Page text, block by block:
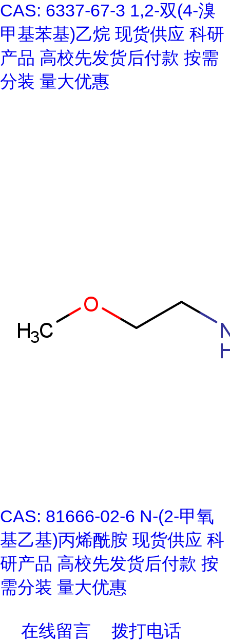
CAS: 6337-67-3 1,2-双(4-溴
甲基苯基)乙烷 现货供应 科研
产品 高校先发货后付款 按需
分装 量大优惠
CAS: 81666-02-6 N-(2-甲氧
基乙基)丙烯酰胺 现货供应 科
研产品 高校先发货后付款 按
需分装 量大优惠
在线留言 拨打电话